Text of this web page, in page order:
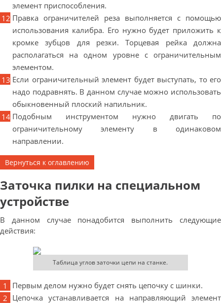
элемент приспособления.
Правка ограничителей реза выполняется с помощью
использования калибра. Его нужно будет приложить к
кромке зубцов для резки. Торцевая рейка должна
располагаться на одном уровне с ограничительным
элементом.
Если ограничительный элемент будет выступать, то его
надо подравнять. В данном случае можно использовать
обыкновенный плоский напильник.
Подобным инструментом нужно двигать по
ограничительному элементу в одинаковом
направлении.
Вернуться к оглавлению
Заточка пилки на специальном
устройстве
В данном случае понадобится выполнить следующие
действия:
Таблица углов заточки цепи на станке.
Первым делом нужно будет снять цепочку с шинки.
Цепочка устанавливается на направляющий элемент